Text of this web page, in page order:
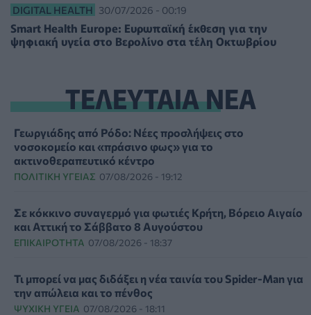
DIGITAL HEALTH 30/07/2026 - 00:19
Smart Health Europe: Eυρωπαϊκή έκθεση για την
ψηφιακή υγεία στο Βερολίνο στα τέλη Οκτωβρίου
ΤΕΛΕΥΤΑΙΑ ΝΕΑ
Γεωργιάδης από Ρόδο: Νέες προσλήψεις στο
νοσοκομείο και «πράσινο φως» για το
ακτινοθεραπευτικό κέντρο
ΠΟΛΙΤΙΚΉ ΥΓΕΊΑΣ 07/08/2026 - 19:12
Σε κόκκινο συναγερμό για φωτιές Κρήτη, Βόρειο Αιγαίο
και Αττική το Σάββατο 8 Αυγούστου
ΕΠΙΚΑΙΡΌΤΗΤΑ 07/08/2026 - 18:37
Τι μπορεί να μας διδάξει η νέα ταινία του Spider-Man για
την απώλεια και το πένθος
ΨΥΧΙΚΉ ΥΓΕΊΑ 07/08/2026 - 18:11